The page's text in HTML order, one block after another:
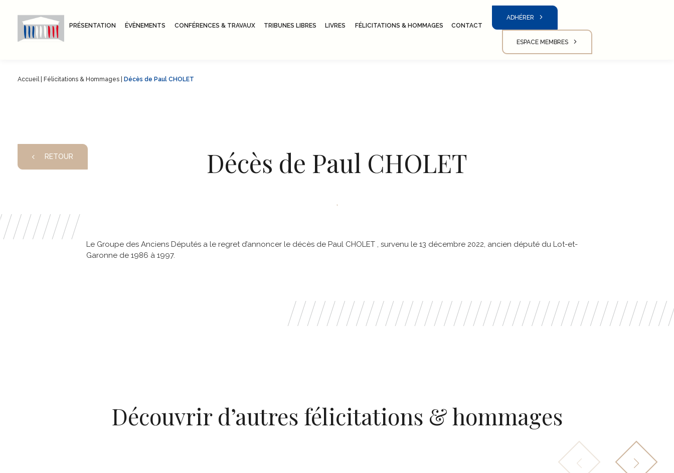
PRÉSENTATION ÉVÈNEMENTS CONFÉRENCES & TRAVAUX TRIBUNES LIBRES LIVRES FÉLICITATIONS & HOMMAGES CONTACT
ADHÉRER
ESPACE MEMBRES
Accueil| Félicitations & Hommages Décès de Paul CHOLET
RETOUR Décès de Paul CHOLET
,
Le Groupe des Anciens Députés a le regret d’annoncer le décès de Paul CHOLET , survenu le 13 décembre 2022, ancien député du Lot-et-
Garonne de 1986 à 1997.
Découvrir d’autres félicitations & hommages